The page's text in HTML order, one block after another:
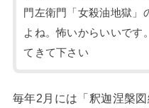
門左衛門「女殺油地獄」
よね。怖いからいいです
てきて下さい
毎年2月には「釈迦涅槃図